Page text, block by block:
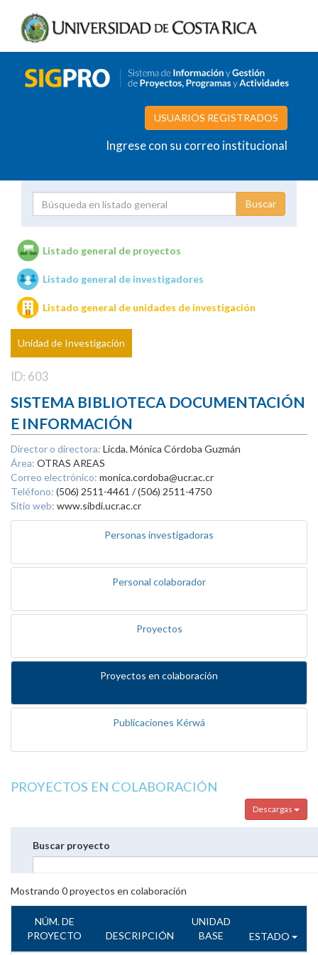
USUARIOS REGISTRADOS
Ingrese con su correo institucional
Unidades de investigación
Listado general de proyectos
Listado general de investigadores
Listado general de unidades de investigación
Unidad de Investigación
ID: 603
SISTEMA BIBLIOTECA DOCUMENTACIÓN
E INFORMACIÓN
Director o directora: Licda. Mónica Córdoba Guzmán
Área: OTRAS AREAS
Correo electrónico: monica.cordoba@ucr.ac.cr
Teléfono: (506) 2511-4461 / (506) 2511-4750
Sitio web: www.sibdi.ucr.ac.cr
Personas investigadoras
Personal colaborador
Proyectos
Proyectos en colaboración
Publicaciones Kérwá
PROYECTOS EN COLABORACIÓN
Descargas
Buscar proyecto
Mostrando 0proyectos en colaboración
NÚM. DE
PROYECTO
DESCRIPCIÓN
UNIDAD
BASE
ESTADO